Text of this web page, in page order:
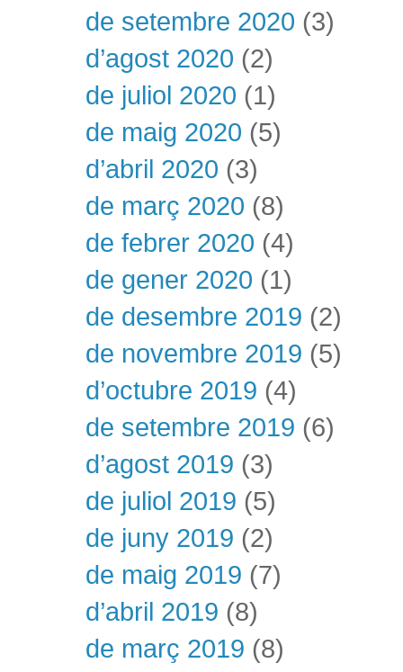
de setembre 2020 (3)
d’agost 2020 (2)
de juliol 2020 (1)
de maig 2020 (5)
d’abril 2020 (3)
de març 2020 (8)
de febrer 2020 (4)
de gener 2020 (1)
de desembre 2019 (2)
de novembre 2019 (5)
d’octubre 2019 (4)
de setembre 2019 (6)
d’agost 2019 (3)
de juliol 2019 (5)
de juny 2019 (2)
de maig 2019 (7)
d’abril 2019 (8)
de març 2019 (8)